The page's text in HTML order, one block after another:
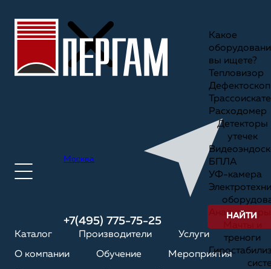
Москва
+7(495) 775-75-25
Каталог Производители Услуги
О компании Обучение Мероприятия
Какое
вы ищете?
Тепловизор
Дефектоскоп
Расходомер
Детекторы
утечек
БПЛА
УФ-камера
Анализаторы
треноги
НАЙТИ